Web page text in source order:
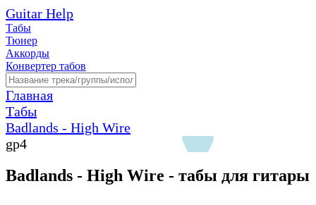
Guitar Help
Табы
Тюнер
Аккорды
Конвертер табов
Главная
Табы
Badlands - High Wire
gp4
Badlands - High Wire - табы для гитары